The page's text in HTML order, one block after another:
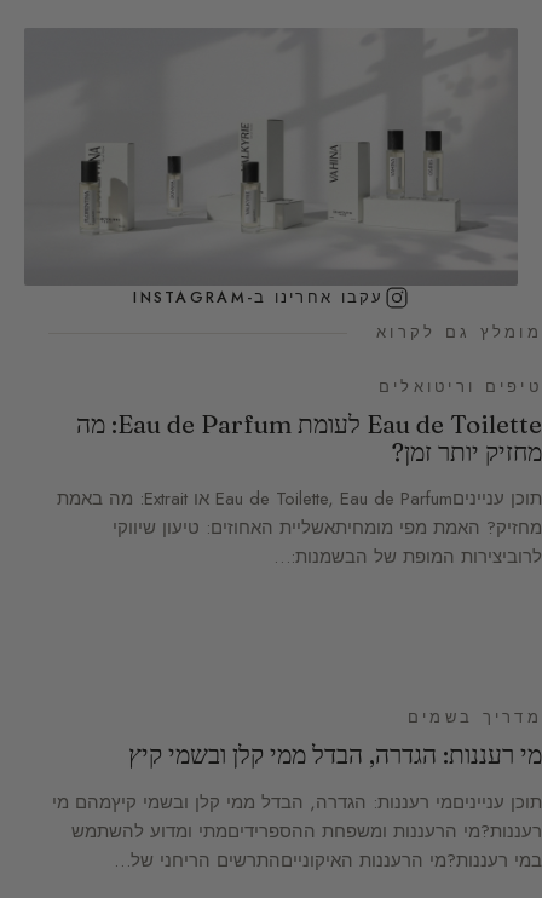
עקבו אחרינו ב-INSTAGRAM
מומלץ גם לקרוא
טיפים וריטואלים
Eau de Toilette לעומת Eau de Parfum: מה
מחזיק יותר זמן?
תוכן ענייניםEau de Toilette, Eau de Parfum או Extrait: מה באמת
מחזיק? האמת מפי מומחיתאשליית האחוזים: טיעון שיווקי
לרוביצירות המופת של הבשמנות:…
מדריך בשמים
מי רעננות: הגדרה, הבדל ממי קלן ובשמי קיץ
תוכן ענייניםמי רעננות: הגדרה, הבדל ממי קלן ובשמי קיץמהם מי
רעננות?מי הרעננות ומשפחת ההספרידיםמתי ומדוע להשתמש
במי רעננות?מי הרעננות האיקונייםהתרשים הריחני של…